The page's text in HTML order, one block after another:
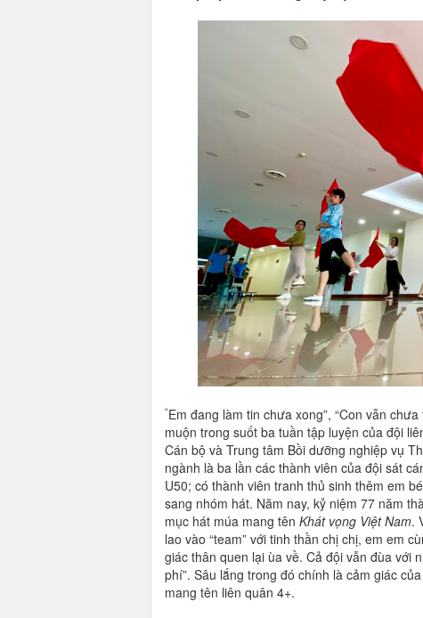
“Em đang làm tin chưa xong”, “Con vẫn
muộn trong suốt ba tuần tập luyện của đội
Cán bộ và Trung tâm Bồi dưỡng nghiệp vụ
ngành là ba lần các thành viên của đội sát
U50; có thành viên tranh thủ sinh thêm em
sang nhóm hát. Năm nay, kỷ niệm 77 năm
mục hát múa mang tên Khát vọng Việt Nam.
lao vào “team” với tinh thần chị chị, em em
giác thân quen lại ùa về. Cả đội vẫn đùa với
phí”. Sâu lắng trong đó chính là cảm giác
mang tên liên quân 4+.